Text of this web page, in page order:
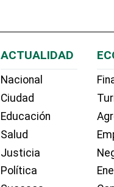
ACTUALIDAD
Nacional
Ciudad
Educación
Salud
Justicia
Política